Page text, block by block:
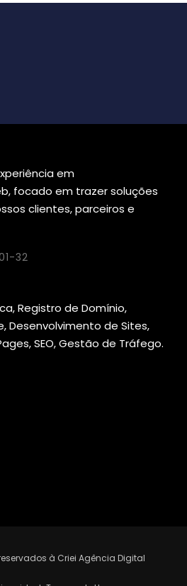
em
focado em trazer soluções
clientes, parceiros e
32
Registro de Domínio,
Desenvolvimento de Sites,
SEO, Gestão de Tráfego.
à Criei Agência Digital